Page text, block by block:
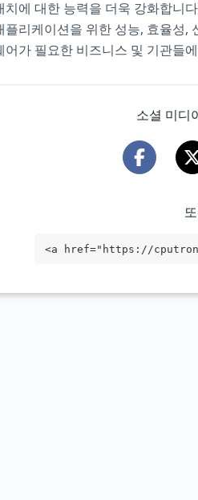
치에 대한 능력을 더욱 강화합니
플리케이션을 위한 성능, 효율성,
어가 필요한 비즈니스 및 기관들
소셜 미디
<a href="https://